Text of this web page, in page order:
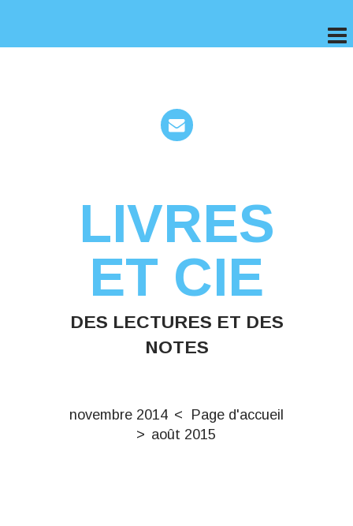
LIVRES
ET CIE
DES LECTURES ET DES
NOTES
novembre 2014
Page d'accueil
août 2015